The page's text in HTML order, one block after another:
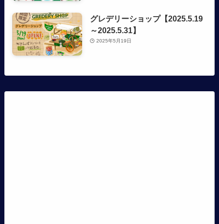
グレデリーショップ【2025.5.19
～2025.5.31】
2025年5月19日